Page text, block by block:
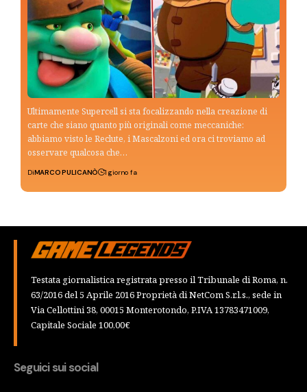
Ultimamente Supercell si sta focalizzando nella creazione di
carte che siano quanto più originali come meccaniche:
abbiamo visto le Reclute, i Mascalzoni ed ora ci troviamo ad
osservare qualcosa che…
DiMARCO PULICANÒ 1 giorno fa
Testata giornalistica registrata presso il Tribunale di Roma, n.
63/2016 del 5 Aprile 2016 Proprietà di NetCom S.r.l.s., sede in
Via Cellottini 38, 00015 Monterotondo, P.IVA 13783471009,
Capitale Sociale 100,00€
Seguici sui social